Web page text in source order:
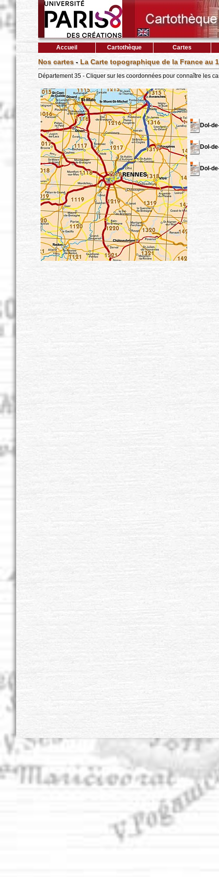
Accueil Cartothèque Cartes
Nos cartes- La Carte topographique de la France au
Département 35 - Cliquer sur les coordonnées pour connaître les
Dol-
Dol-
Dol-